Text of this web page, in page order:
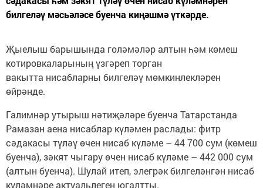
билгеләү мәсьәләсе буенча киңәшмә үткәрде.
Җыелыш барышында голәмәләр алтын һәм көмеш
котировкаларының үзгәреп торган
вакытта нисабларны билгеләү мөмкинлекләрен
өйрәнде.
Галимнәр утырыш нәтиҗәләре буенча Татарстанда
Рамазан аена нисаблар күләмен раслады: фитр
сәдакасы түләү өчен нисаб күләме – 44 700 сум (көмеш
буенча), зәкят чыгару өчен нисаб күләме – 442 000 сум
(алтын буенча). Шулай итеп, элегрәк билгеләнгән нисаб
күләмнәре актуальлеген югалтты.